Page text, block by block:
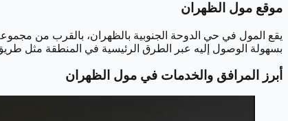
موقع مول الظهران
يقع المول في حي الدوحة الجنوبية بالظهران، بالقرب من
بسهولة الوصول إليه عبر الطرق الرئيسية في المنطقة مثل طريق
أبرز المرافق والخدمات في مول الظهران